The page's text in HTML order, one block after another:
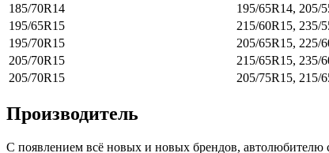
185/70R14
195/65R14, 205/
195/65R15
215/60R15, 235/
195/70R15
205/65R15, 225/
205/70R15
215/65R15, 235/
205/70R15
205/75R15, 215/
Производитель
С появлением всё новых и новых брендов, автолюбителю